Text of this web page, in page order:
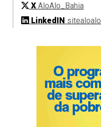
X AloAlo_Bahia
LinkedIN